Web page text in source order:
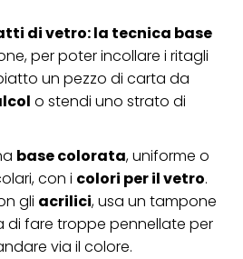
di vetro: la tecnica base
per poter incollare i ritagli
un pezzo di carta da
o stendi uno strato di
base colorata, uniforme o
con i colori per il vetro.
gli acrilici, usa un tampone
di fare troppe pennellate per
via il colore.